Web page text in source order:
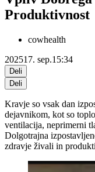
Produktivnost
cowhealth
202517. sep.15:34
Deli
Deli
Kravje so vsak dan
dejavnikom, kot so
ventilacija, neprimerni
Dolgotrajna
zdravje živali in